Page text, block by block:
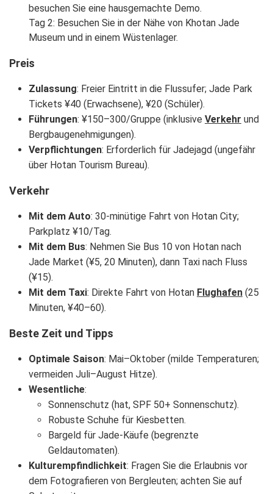
besuchen Sie eine hausgemachte Demo.
Tag 2: Besuchen Sie in der Nähe von Khotan Jade
Museum und in einem Wüstenlager.
Preis
Zulassung: Freier Eintritt in die Flussufer; Jade Park
Tickets ¥40 (Erwachsene), ¥20 (Schüler).
Führungen: ¥150–300/Gruppe (inklusive Verkehr und
Bergbaugenehmigungen).
Verpflichtungen: Erforderlich für Jadejagd (ungefähr
über Hotan Tourism Bureau).
Verkehr
Mit dem Auto: 30-minütige Fahrt von Hotan City;
Parkplatz ¥10/Tag.
Mit dem Bus: Nehmen Sie Bus 10 von Hotan nach
Jade Market (¥5, 20 Minuten), dann Taxi nach Fluss
(¥15).
Mit dem Taxi: Direkte Fahrt von Hotan Flughafen (25
Minuten, ¥40–60).
Beste Zeit und Tipps
Optimale Saison: Mai–Oktober (milde Temperaturen;
vermeiden Juli–August Hitze).
Wesentliche:
Sonnenschutz (hat, SPF 50+ Sonnenschutz).
Robuste Schuhe für Kiesbetten.
Bargeld für Jade-Käufe (begrenzte
Geldautomaten).
Kulturempfindlichkeit: Fragen Sie die Erlaubnis vor
dem Fotografieren von Bergleuten; achten Sie auf